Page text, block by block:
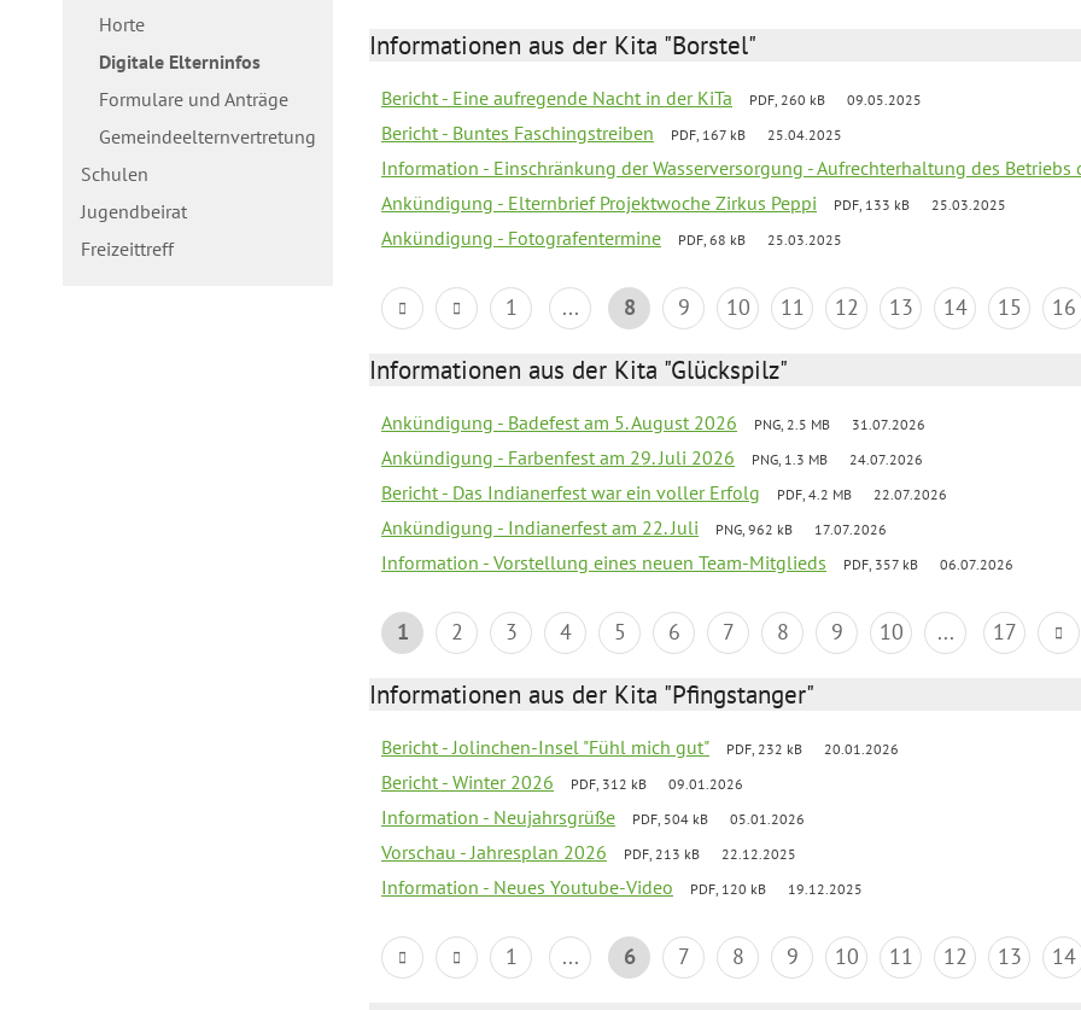
Horte
Digitale Elterninfos
Formulare und Anträge
Gemeindeelternvertretung
Schulen
Jugendbeirat
Freizeittreff
Informationen aus der Kita "Borstel"
Bericht - Eine aufregende Nacht in der KiTa PDF, 260 kB 09.05.2025
Bericht - Buntes Faschingstreiben PDF, 167 kB 25.04.2025
Information - Einschränkung der Wasserversorgung - Aufrechterhaltung des Betriebs
Ankündigung - Elternbrief Projektwoche Zirkus Peppi PDF, 133 kB 25.03.2025
Ankündigung - Fotografentermine PDF, 68 kB 25.03.2025
1 ... 8 9 10 11 12 13 14 15 16
Informationen aus der Kita "Glückspilz"
Ankündigung - Badefest am 5. August 2026 PNG, 2.5 MB 31.07.2026
Ankündigung - Farbenfest am 29. Juli 2026 PNG, 1.3 MB 24.07.2026
Bericht - Das Indianerfest war ein voller Erfolg PDF, 4.2 MB 22.07.2026
Ankündigung - Indianerfest am 22. Juli PNG, 962 kB 17.07.2026
Information - Vorstellung eines neuen Team-Mitglieds PDF, 357 kB 06.07.2026
1 2 3 4 5 6 7 8 9 10 ... 17
Informationen aus der Kita "Pfingstanger"
Bericht - Jolinchen-Insel "Fühl mich gut" PDF, 232 kB 20.01.2026
Bericht - Winter 2026 PDF, 312 kB 09.01.2026
Information - Neujahrsgrüße PDF, 504 kB 05.01.2026
Vorschau - Jahresplan 2026 PDF, 213 kB 22.12.2025
Information - Neues Youtube-Video PDF, 120 kB 19.12.2025
1 ... 6 7 8 9 10 11 12 13 14